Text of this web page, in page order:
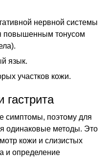
нервной системы
повышенным тонусом
язык.
участков кожи.
гастрита
симптомы, поэтому для
одинаковые методы. Это
кожи и слизистых
и определение